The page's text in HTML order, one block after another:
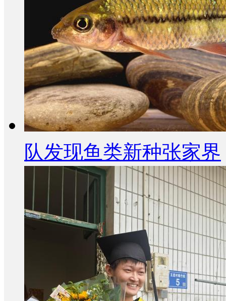
队发现鱼类新种张家界